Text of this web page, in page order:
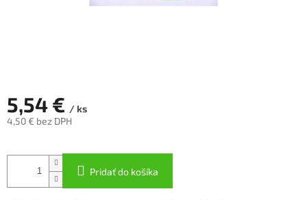
5,54 € / ks
4,50 € bez DPH
cena:
Pridať do košíka